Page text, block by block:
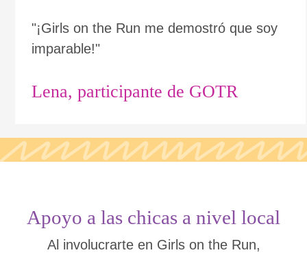
"¡Girls on the Run me demostró que soy
imparable!"
Lena, participante de GOTR
Apoyo a las chicas a nivel local
Al involucrarte en Girls on the Run,